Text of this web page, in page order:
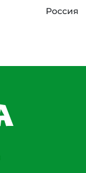
Россия